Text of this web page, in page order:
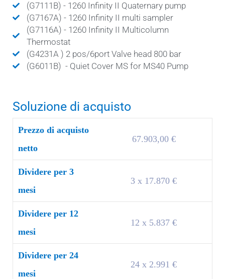
(G7111B) - 1260 Infinity II Quaternary pump
(G7167A) - 1260 Infinity II multi sampler
(G7116A) - 1260 Infinity II Multicolumn
Thermostat
(G4231A ) 2 pos/6port Valve head 800 bar
(G6011B) - Quiet Cover MS for MS40 Pump
Soluzione di acquisto
Prezzo di acquisto
netto
67.903,00 €
Dividere per 3
mesi
3 x 17.870 €
Dividere per 12
mesi
12 x 5.837 €
Dividere per 24
mesi
24 x 2.991 €